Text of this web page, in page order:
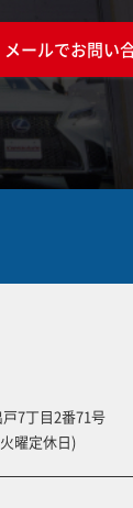
メールでお問い
7丁目2番71号
曜定休日)